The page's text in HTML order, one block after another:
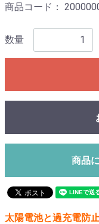
商品コード：
数量
商品
太陽電池と過充電防